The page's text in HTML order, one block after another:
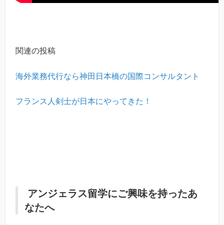
関連の投稿
海外業務代行なら神田日本橋の国際コンサルタント
フランス人剣士が日本にやってきた！
アンジェラス留学にご興味を持ったあ
なたへ